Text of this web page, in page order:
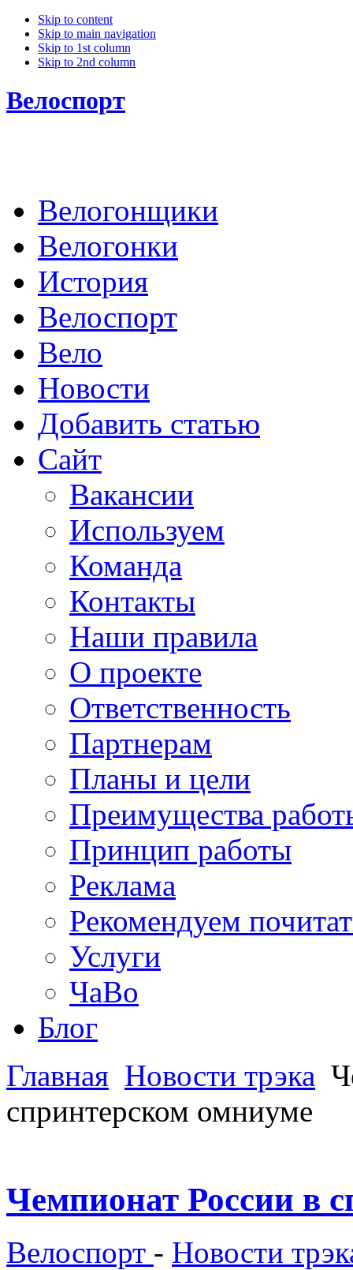
Skip to content
Skip to main navigation
Skip to 1st column
Skip to 2nd column
Велоспорт
Велогонщики
Велогонки
История
Велоспорт
Вело
Новости
Добавить статью
Сайт
Вакансии
Используем
Команда
Контакты
Наши правила
О проекте
Ответственность
Партнерам
Планы и цели
Преимущества
Принцип работы
Реклама
Рекомендуем
Услуги
ЧаВо
Блог
Главная Новости трэка
спринтерском омниуме
Чемпионат России в
Велоспорт - Новости